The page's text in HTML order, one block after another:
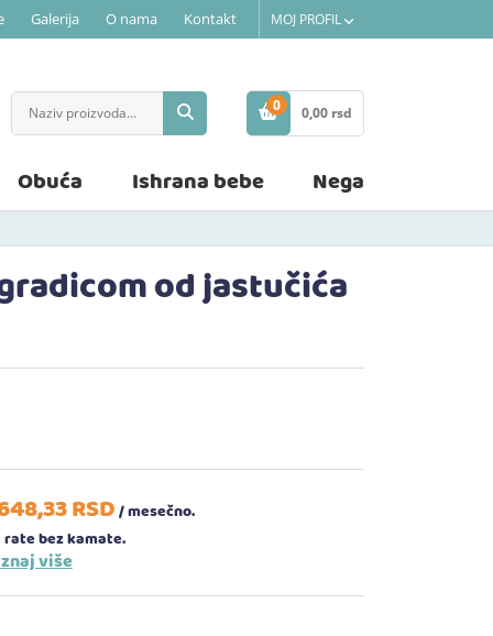
Galerija O nama Kontakt MOJ PROFIL
0
STAVKE
0,00 rsd
Obuća Ishrana bebe Nega
od jastučića
33RSD/ mesečno.
rate bez kamate.
više